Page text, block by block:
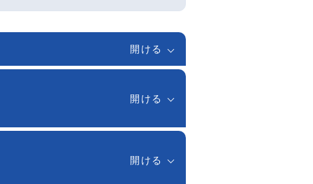
ちでない方